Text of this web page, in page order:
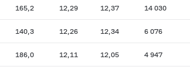
165,2 12,29 12,37 14 030
140,3 12,26 12,34 6 076
186,0 12,11 12,05 4 947